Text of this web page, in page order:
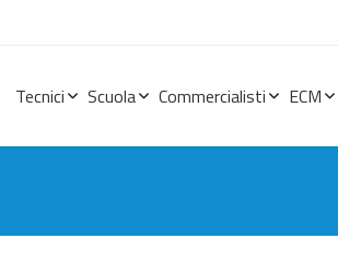
Tecnici Scuola Commercialisti ECM